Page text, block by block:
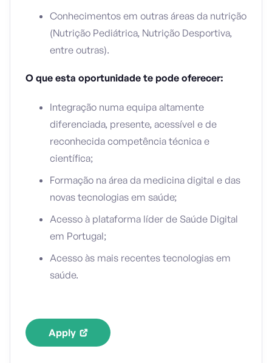
Conhecimentos em outras áreas da nutrição
(Nutrição Pediátrica, Nutrição Desportiva,
entre outras).
O que esta oportunidade te pode oferecer:
Integração numa equipa altamente
diferenciada, presente, acessível e de
reconhecida competência técnica e
científica;
Formação na área da medicina digital e das
novas tecnologias em saúde;
Acesso à plataforma líder de Saúde Digital
em Portugal;
Acesso às mais recentes tecnologias em
saúde.
Apply